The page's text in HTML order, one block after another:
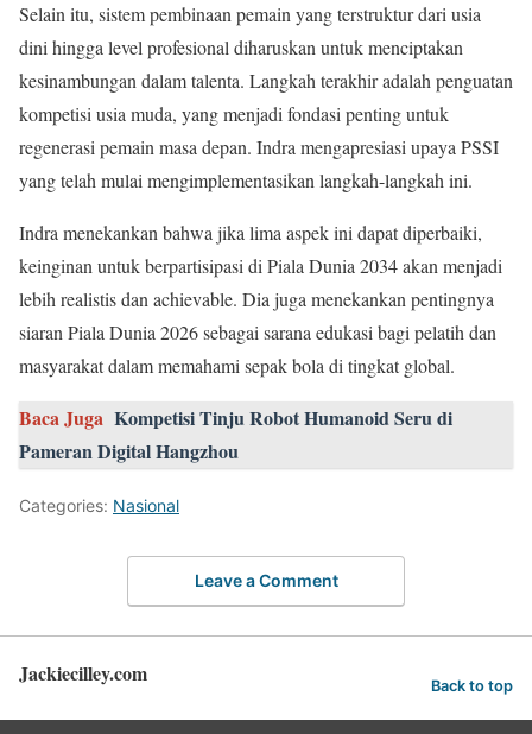
Selain itu, sistem pembinaan pemain yang terstruktur dari usia
dini hingga level profesional diharuskan untuk menciptakan
kesinambungan dalam talenta. Langkah terakhir adalah penguatan
kompetisi usia muda, yang menjadi fondasi penting untuk
regenerasi pemain masa depan. Indra mengapresiasi upaya PSSI
yang telah mulai mengimplementasikan langkah-langkah ini.
Indra menekankan bahwa jika lima aspek ini dapat diperbaiki,
keinginan untuk berpartisipasi di Piala Dunia 2034 akan menjadi
lebih realistis dan achievable. Dia juga menekankan pentingnya
siaran Piala Dunia 2026 sebagai sarana edukasi bagi pelatih dan
masyarakat dalam memahami sepak bola di tingkat global.
Baca Juga Kompetisi Tinju Robot Humanoid Seru di
Pameran Digital Hangzhou
Categories: Nasional
Leave a Comment
Jackiecilley.com Back to top